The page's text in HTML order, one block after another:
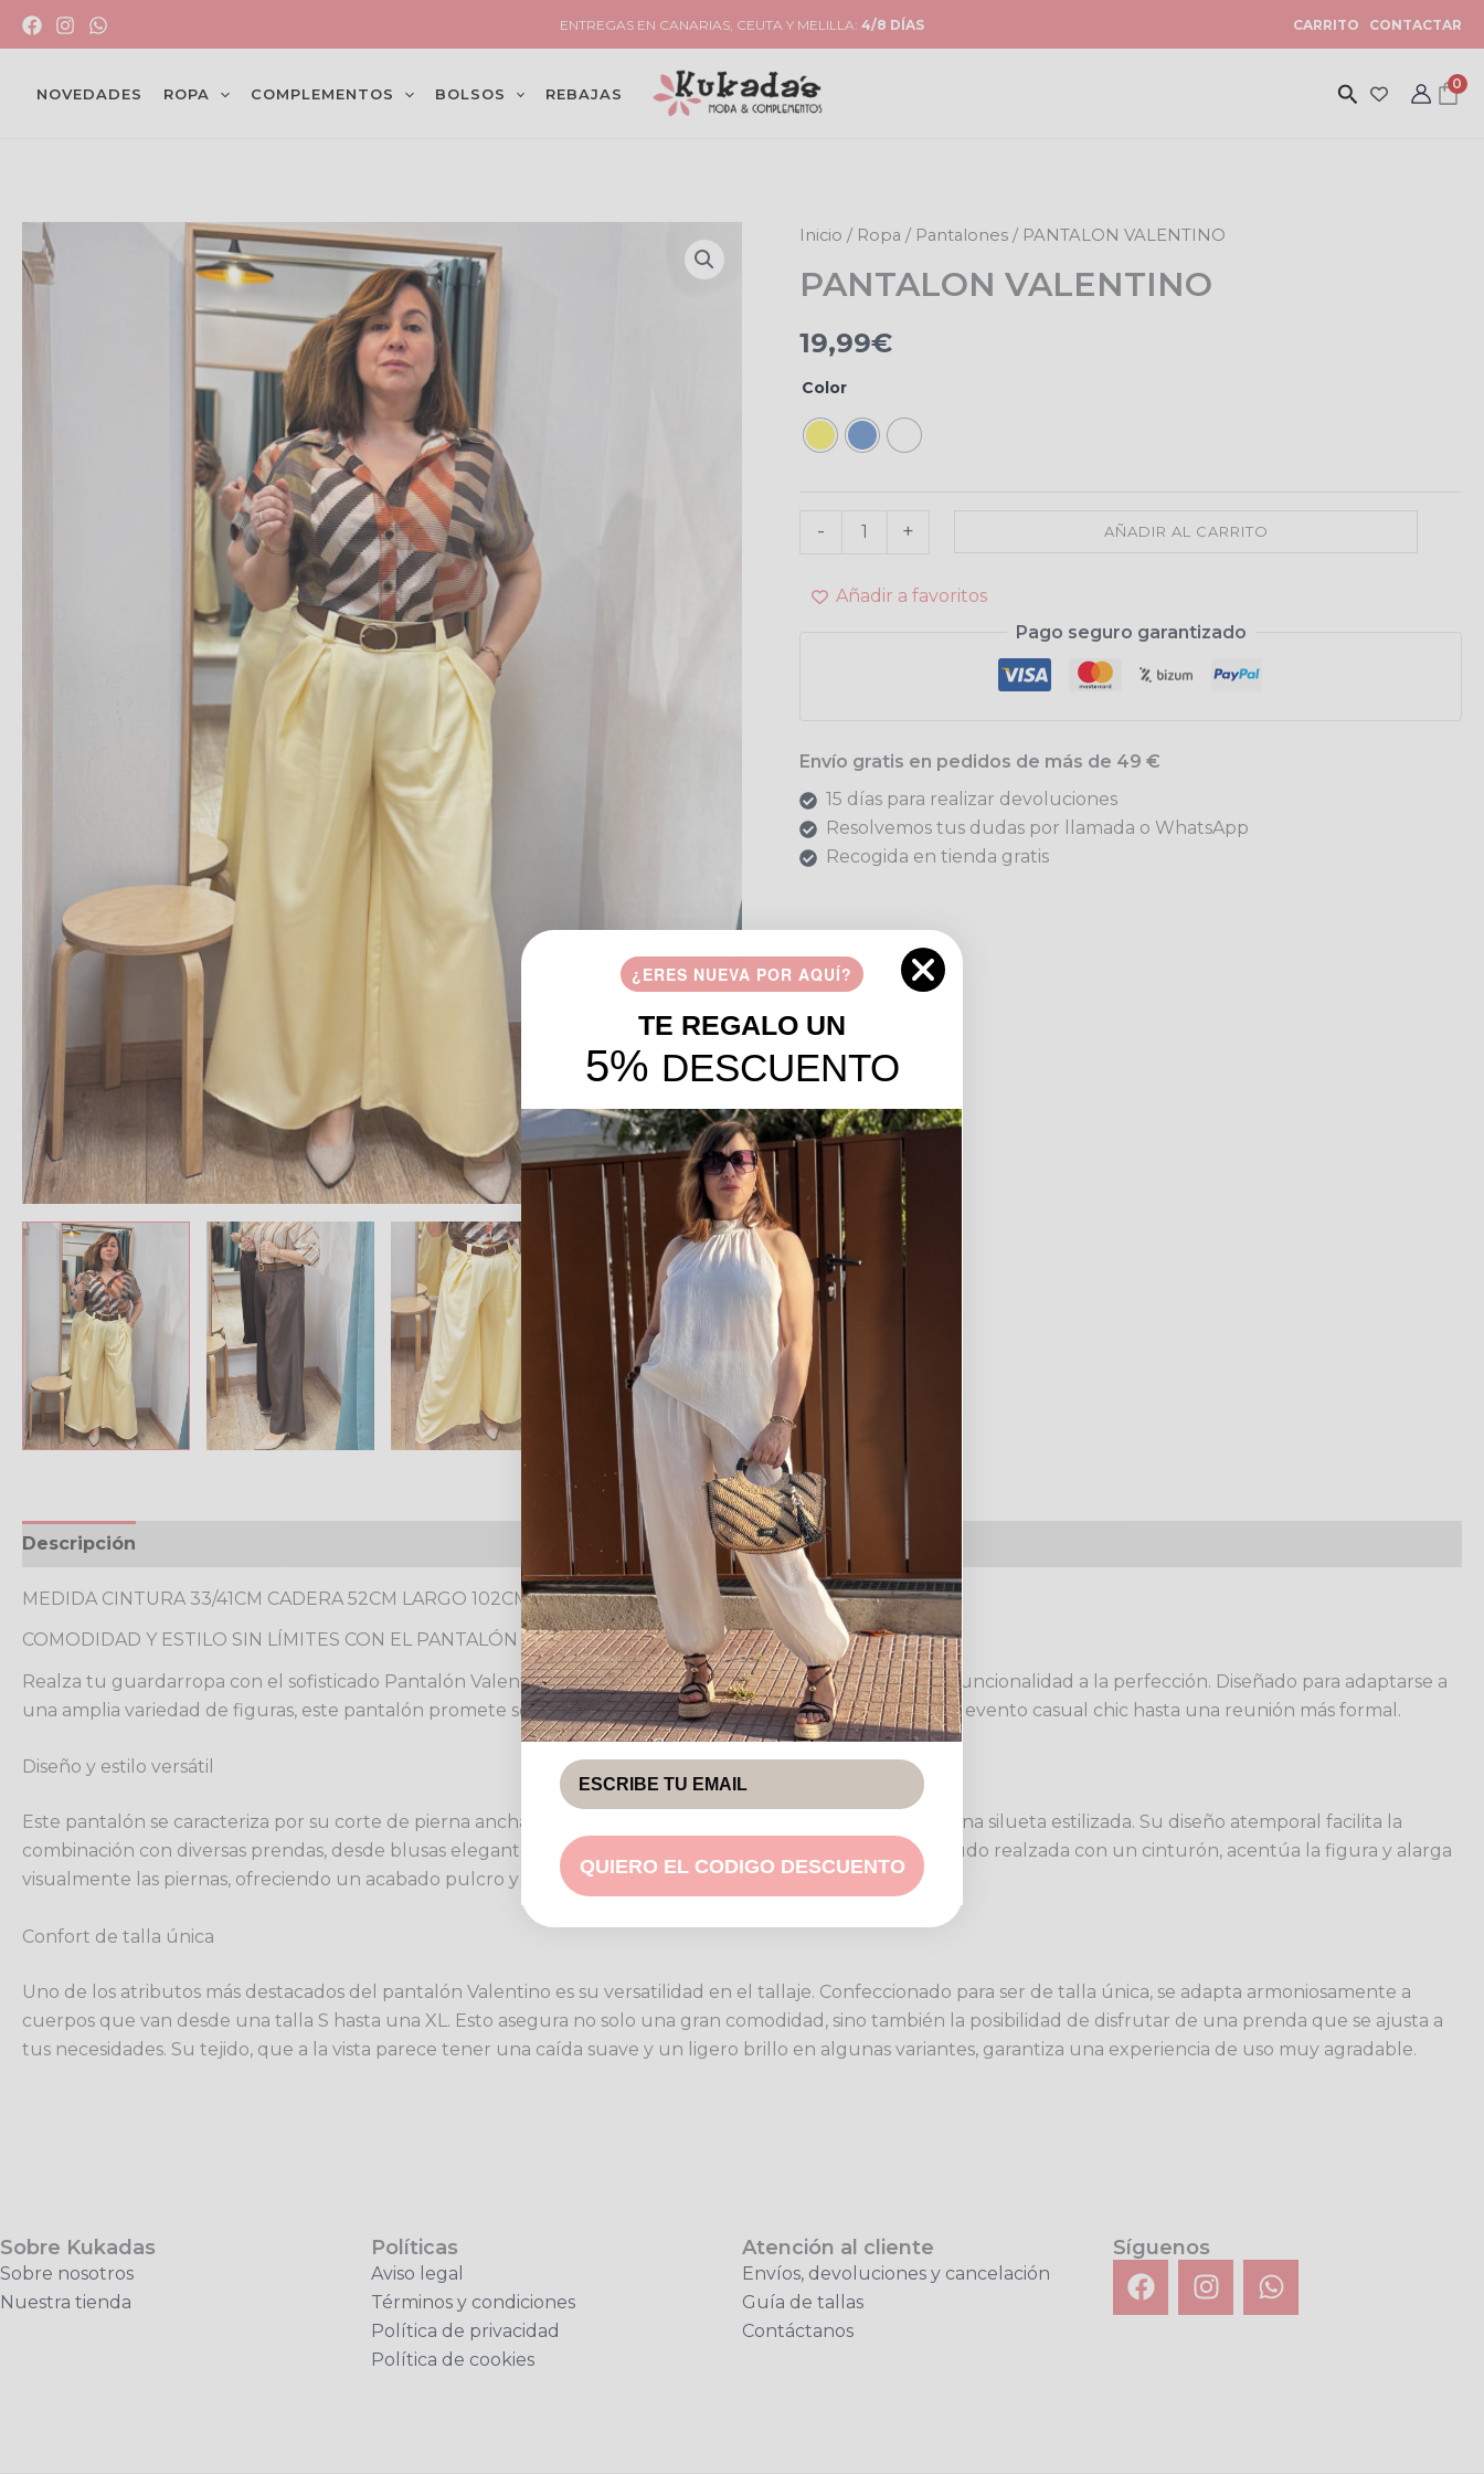
PENÍNSULA: ENVÍO4,99€ (GRATIS EN PEDIDOS+49€) CARRITO CONTACTAR
NOVEDADES ROPA COMPLEMENTOS BOLSOS REBAJAS
0
Inicio / Ropa / Pantalones / PANTALON VALENTINO
PANTALON VALENTINO
19,99€
Color
-
PANTALON
cantidad
+ AÑADIR AL CARRITO
Añadir a favoritos
Pago seguro garantizado
Envío gratis en pedidos de más de 49 €
15 días para realizar devoluciones
Resolvemos tus dudas por llamada o WhatsApp
Recogida en tienda gratis
Descripción Política de devoluciones
MEDIDA CINTURA 33/41CM CADERA 52CM LARGO 102CM
COMODIDAD Y ESTILO SIN LÍMITES CON EL PANTALÓN VALENTINO
Realza tu guardarropa con el sofisticado Pantalón Valentino, una pieza esencial que combina elegancia y funcionalidad a la perfección. Diseñado para adaptarse a
una amplia variedad de figuras, este pantalón promete ser tu aliado ideal para cualquier ocasión, desde un evento casual chic hasta una reunión más formal.
Diseño y estilo versátil
Este pantalón se caracteriza por su corte de pierna ancha y fluido, que aporta un movimiento elegante y una silueta estilizada. Su diseño atemporal facilita la
combinación con diversas prendas, desde blusas elegantes hasta tops más relajados. La cintura alta, a menudo realzada con un cinturón, acentúa la figura y alarga
visualmente las piernas, ofreciendo un acabado pulcro y moderno.
Confort de talla única
Uno de los atributos más destacados del pantalón Valentino es su versatilidad en el tallaje. Confeccionado para ser de talla única, se adapta armoniosamente a
cuerpos que van desde una talla S hasta una XL. Esto asegura no solo una gran comodidad, sino también la posibilidad de disfrutar de una prenda que se ajusta a
tus necesidades. Su tejido, que a la vista parece tener una caída suave y un ligero brillo en algunas variantes, garantiza una experiencia de uso muy agradable.
Sobre Kukadas
Sobre nosotros
Nuestra tienda
Políticas
Aviso legal
Términos y condiciones
Política de privacidad
Política de cookies
Atención al cliente
Envíos, devoluciones y cancelación
Guía de tallas
Contáctanos
Síguenos
F
a
I
n
W
h
¿ERES NUEVA POR AQUÍ?
TE REGALO UN
5% DESCUENTO
QUIERO EL CODIGO DESCUENTO